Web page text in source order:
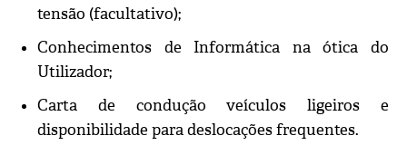
tensão (facultativo);
Conhecimentos de Informática na ótica do
Utilizador;
Carta de condução veículos ligeiros e
disponibilidade para deslocações frequentes.